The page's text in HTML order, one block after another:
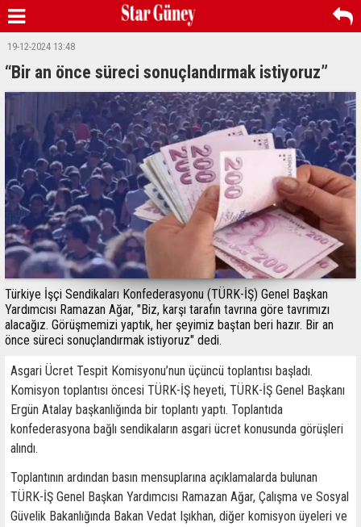
19-12-2024 13:48
“Bir an önce süreci sonuçlandırmak istiyoruz”
Türkiye İşçi Sendikaları Konfederasyonu (TÜRK-İŞ) Genel Başkan
Yardımcısı Ramazan Ağar, "Biz, karşı tarafın tavrına göre tavrımızı
alacağız. Görüşmemizi yaptık, her şeyimiz baştan beri hazır. Bir an
önce süreci sonuçlandırmak istiyoruz" dedi.
Asgari Ücret Tespit Komisyonu’nun üçüncü toplantısı başladı.
Komisyon toplantısı öncesi TÜRK-İŞ heyeti, TÜRK-İŞ Genel Başkanı
Ergün Atalay başkanlığında bir toplantı yaptı. Toplantıda
konfederasyona bağlı sendikaların asgari ücret konusunda görüşleri
alındı.
Toplantının ardından basın mensuplarına açıklamalarda bulunan
TÜRK-İŞ Genel Başkan Yardımcısı Ramazan Ağar, Çalışma ve Sosyal
Güvelik Bakanlığında Bakan Vedat Işıkhan, diğer komisyon üyeleri ve